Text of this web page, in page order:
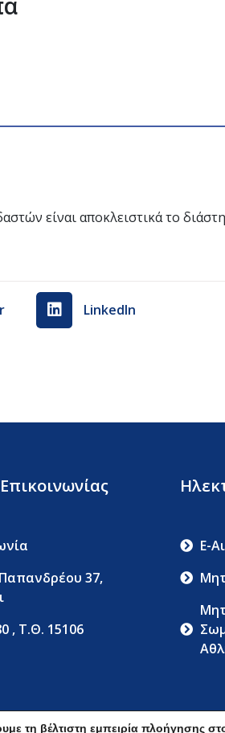
είναι αποκλειστικά το
LinkedIn
37,
, Τ.Θ. 15106
E-
Όροι
τη βέλτιστη εμπειρία πλοήγησης